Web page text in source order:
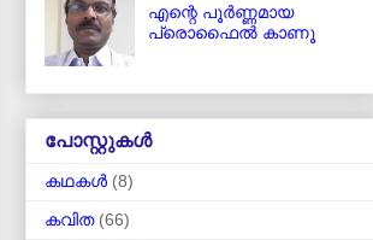
എന്റെ പൂര്‍ണ്ണമായ
പ്രൊഫൈൽ കാണൂ
പോസ്റ്റുകള്‍
കഥകള്‍ (8)
കവിത (66)